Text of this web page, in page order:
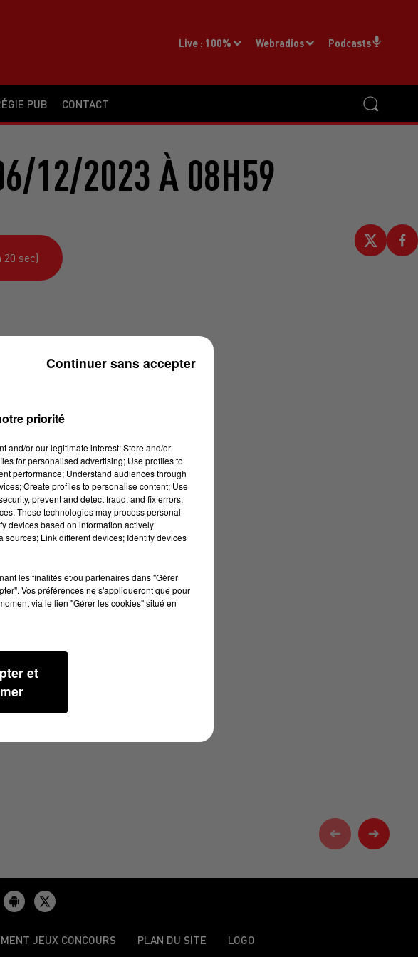
PUB CONTACT
Live : 100% Webradios Podcasts
12/2023 À 08H59
sec)
JEUX CONCOURS PLAN DU SITE LOGO
priorité
and/or our legitimate interest: Store and/or
for personalised advertising; Use profiles to
performance; Understand audiences through
Create profiles to personalise content; Use
prevent and detect fraud, and fix errors;
These technologies may process personal
devices based on information actively
Link different devices; Identify devices
les finalités et/ou partenaires dans "Gérer
Vos préférences ne s'appliqueront que pour
via le lien "Gérer les cookies" situé en
et
Continuer sans accepter